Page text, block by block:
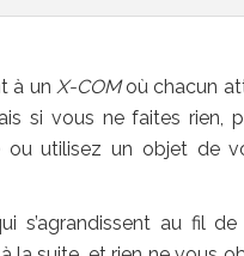
à un X-COMoù chacun
si vous ne faites rien,
ou utilisez un objet de
s’agrandissent au fil